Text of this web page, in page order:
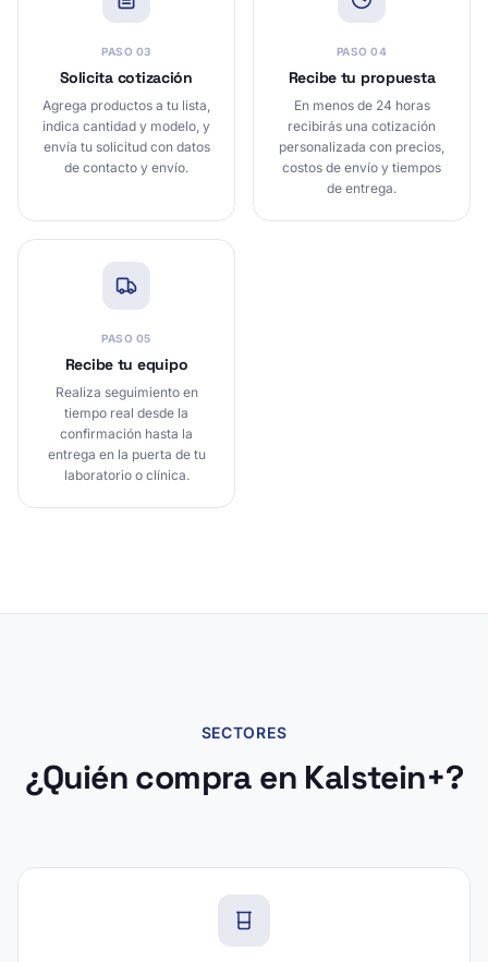
PASO 03
Solicita cotización
Agrega productos a tu lista,
indica cantidad y modelo, y
envía tu solicitud con datos
de contacto y envío.
PASO 04
Recibe tu propuesta
En menos de 24 horas
recibirás una cotización
personalizada con precios,
costos de envío y tiempos
de entrega.
PASO 05
Recibe tu equipo
Realiza seguimiento en
tiempo real desde la
confirmación hasta la
entrega en la puerta de tu
laboratorio o clínica.
SECTORES
¿Quién compra en Kalstein+?